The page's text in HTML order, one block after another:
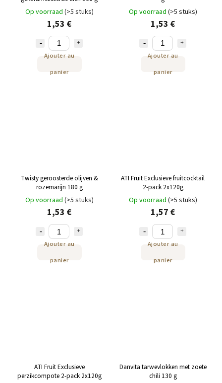
Op voorraad (>5 stuks)
1,53 €
Ajouter au
panier
Op voorraad (>5 stuks)
1,53 €
Ajouter au
panier
Twisty geroosterde olijven &
rozemarijn 180 g
Op voorraad (>5 stuks)
1,53 €
Ajouter au
panier
ATI Fruit Exclusieve fruitcocktail
2-pack 2x120g
Op voorraad (>5 stuks)
1,57 €
Ajouter au
panier
ATI Fruit Exclusieve
perzikcompote 2-pack 2x120g
Danvita tarwevlokken met zoete
chili 130 g